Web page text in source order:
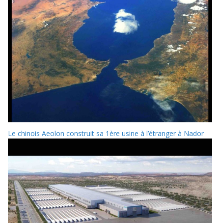
Le chinois Aeolon construit sa 1ère usine à l’étranger à Nador